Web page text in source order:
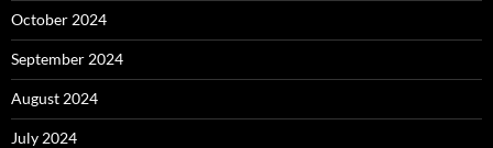
October 2024
September 2024
August 2024
July 2024